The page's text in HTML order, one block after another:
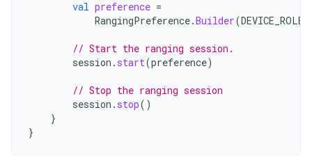
val preference =
RangingPreference.Builder(
// Start the ranging session.
session . start(preference)
// Stop the ranging session
session . stop()
}
}